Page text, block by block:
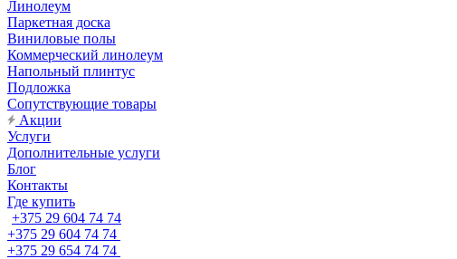
Линолеум
Паркетная доска
Виниловые полы
Коммерческий линолеум
Напольный плинтус
Подложка
Сопутствующие товары
Акции
Услуги
Дополнительные услуги
Блог
Контакты
Где купить
+375 29 604 74 74
+375 29 604 74 74
+375 29 654 74 74